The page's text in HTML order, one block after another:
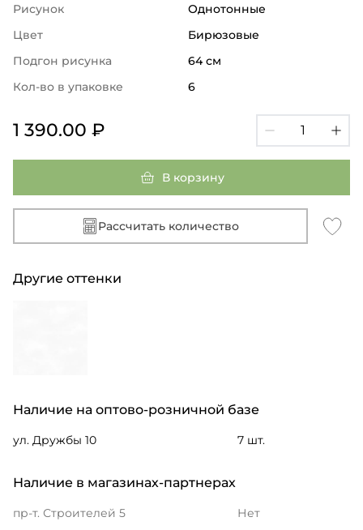
Рисунок
Однотонные
Цвет
Бирюзовые
Подгон рисунка
64 см
Кол-во в упаковке
6
1 390.00 ₽
В корзину
Рассчитать количество
Другие оттенки
Наличие на оптово-розничной базе
ул. Дружбы 10 7 шт.
Наличие в магазинах-партнерах
пр-т. Строителей 5
Нет